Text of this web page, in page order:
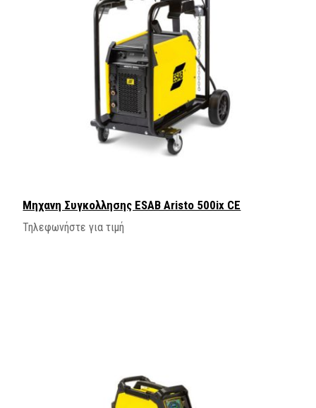
Μηχανη Συγκολλησης ESAB Aristo 500ix CE
Τηλεφωνήστε για τιμή